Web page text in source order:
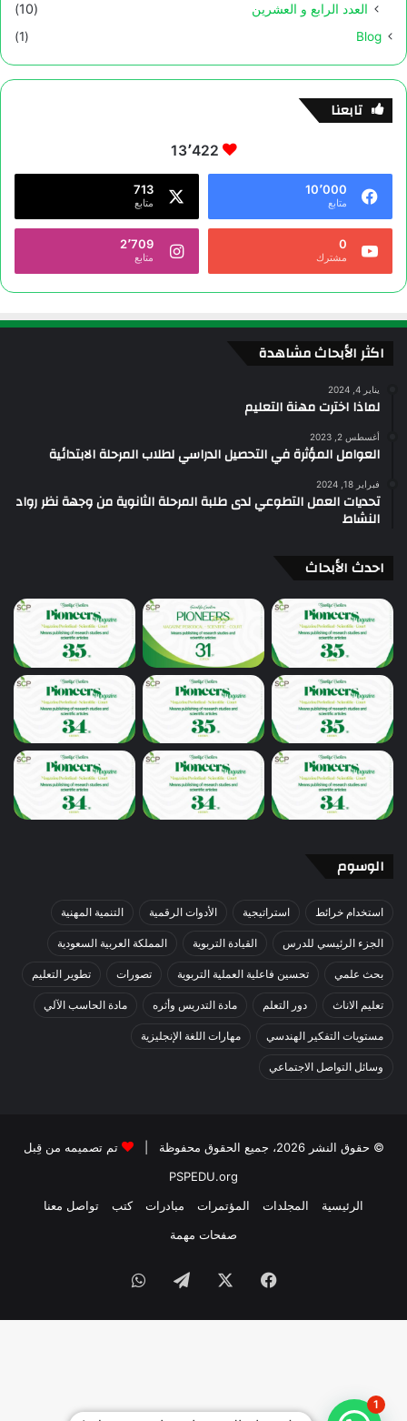
العدد الرابع و العشرين
(10)
Blog
(1)
تابعنا
13٬422
10٬000
متابع
713
متابع
0
مشترك
2٬709
متابع
اكثر الأبحاث مشاهدة
يناير 4, 2024
لماذا اخترت مهنة التعليم
أغسطس 2, 2023
العوامل المؤثرة في التحصيل الدراسي لطلاب المرحلة الابتدائية
فبراير 18, 2024
تحديات العمل التطوعي لدى طلبة المرحلة الثانوية من وجهة نظر رواد
النشاط
احدث الأبحاث
الوسوم
استخدام خرائط استراتيجية الأدوات الرقمية التنمية المهنية
الجزء الرئيسي للدرس القيادة التربوية المملكة العربية السعودية
بحث علمي تحسين فاعلية العملية التربوية تصورات تطوير التعليم
تعليم الاناث دور التعلم مادة التدريس وأثره مادة الحاسب الآلي
مستويات التفكير الهندسي مهارات اللغة الإنجليزية
وسائل التواصل الاجتماعي
© حقوق النشر 2026، جميع الحقوق محفوظة |
تم تصميمه من قِبل
PSPEDU.org
الرئيسية
المجلدات المؤتمرات مبادرات كتب
تواصل معنا
صفحات مهمة
1